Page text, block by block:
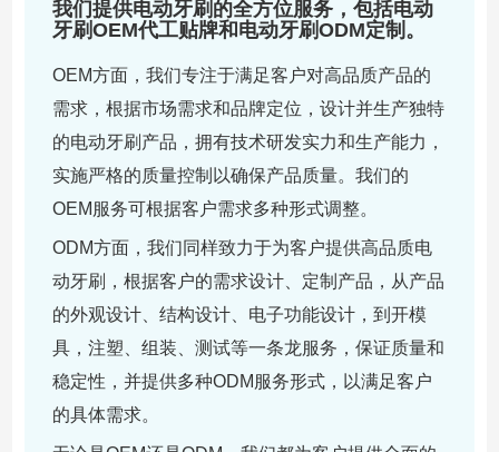
我们提供电动牙刷的全方位服务，包括电动
牙刷OEM代工贴牌和电动牙刷ODM定制。
OEM方面，我们专注于满足客户对高品质产品的
需求，根据市场需求和品牌定位，设计并生产独特
的电动牙刷产品，拥有技术研发实力和生产能力，
实施严格的质量控制以确保产品质量。我们的
OEM服务可根据客户需求多种形式调整。
ODM方面，我们同样致力于为客户提供高品质电
动牙刷，根据客户的需求设计、定制产品，从产品
的外观设计、结构设计、电子功能设计，到开模
具，注塑、组装、测试等一条龙服务，保证质量和
稳定性，并提供多种ODM服务形式，以满足客户
的具体需求。